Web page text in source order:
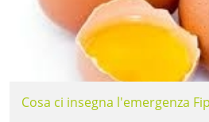
Cosa ci insegna l'emergenza